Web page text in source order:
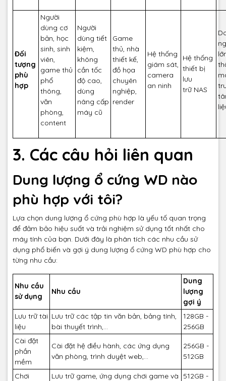
Đối
tượng
phù
hợp
Người
dùng cơ
bản, học
sinh, sinh
viên,
game thủ
phổ
thông,
văn
phòng,
content
Người
dùng tiết
kiệm,
không
cần tốc
độ cao,
dùng
nâng cấp
máy cũ
Game
thủ, nhà
thiết kế,
đồ họa
chuyên
nghiệp,
render
Hệ thống
giám sát,
camera
an ninh
Hệ thống
thiết bị
lưu
trữ NAS
3. Các câu hỏi liên quan
Dung lượng ổ cứng WD nào
phù hợp với tôi?
Lựa chọn dung lượng ổ cứng phù hợp là yếu tố quan trọng
để đảm bảo hiệu suất và trải nghiệm sử dụng tốt nhất cho
máy tính của bạn. Dưới đây là phân tích các nhu cầu sử
dụng phổ biến và gợi ý dung lượng ổ cứng WD phù hợp cho
từng nhu cầu:
Nhu cầu
sử dụng
Nhu cầu
Dung
lượng
gợi ý
Lưu trữ tài
liệu
Lưu trữ các tập tin văn bản, bảng tính,
bài thuyết trình,...
128GB -
256GB
Cài đặt
phần
mềm
Cài đặt hệ điều hành, các ứng dụng
văn phòng, trình duyệt web,...
256GB -
512GB
Chơi
Lưu trữ game, ứng dụng chơi game và
512GB -